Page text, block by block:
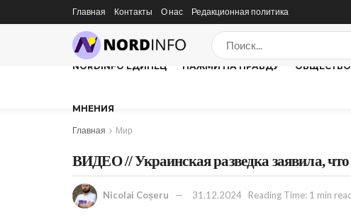
Главная Контакты О нас Редакционная политика
NORDINFO ЕДИНЕЦ НАЖМИ НА ПРАВДУ ОБЩЕСТВО
МНЕНИЯ
Главная Мир
ВИДЕО // Украинская разведка заявила,
Nicolai Coșeru 31.12.2024 Reading Time: 1 min